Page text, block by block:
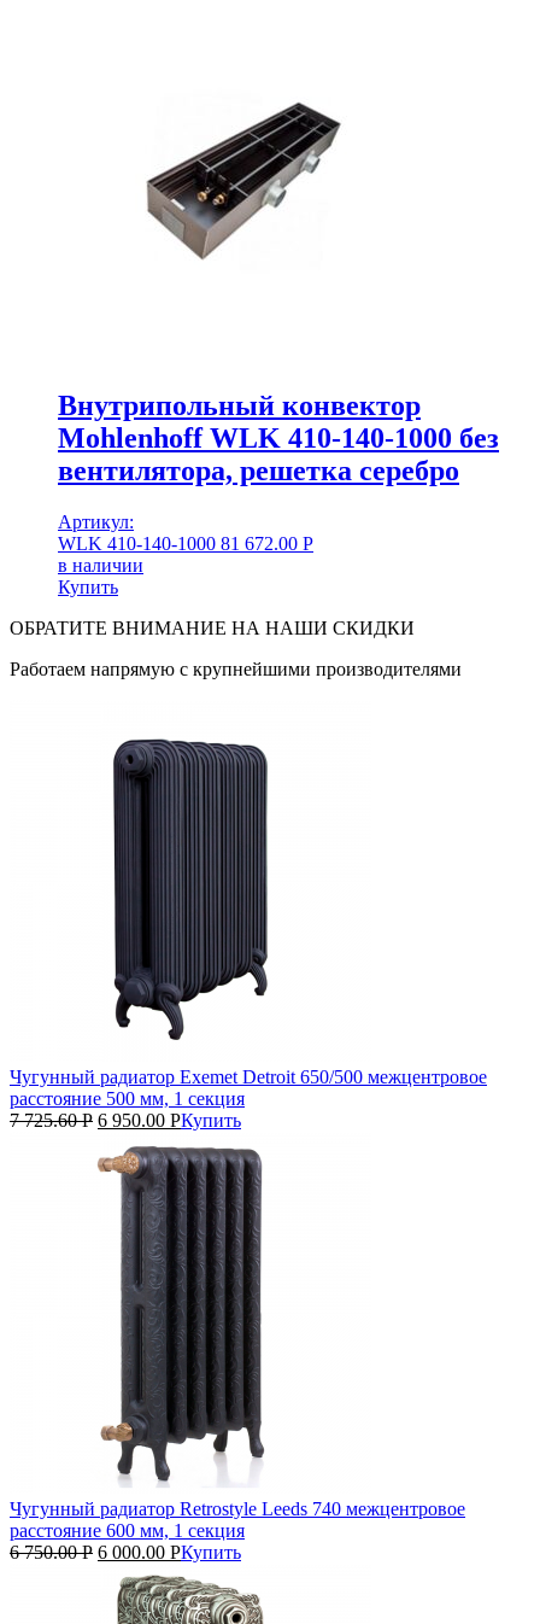
Внутрипольный конвектор
Mohlenhoff WLK 410-140-1000 без
вентилятора, решетка серебро
Артикул:
WLK 410-140-1000 81 672.00 Р
в наличии
Купить
ОБРАТИТЕ ВНИМАНИЕ НА НАШИ СКИДКИ
Работаем напрямую с крупнейшими производителями
Чугунный радиатор Exemet Detroit 650/500 межцентровое
расстояние 500 мм, 1 секция
7 725.60Р 6 950.00 РКупить
Чугунный радиатор Retrostyle Leeds 740 межцентровое
расстояние 600 мм, 1 секция
6 750.00Р 6 000.00 РКупить